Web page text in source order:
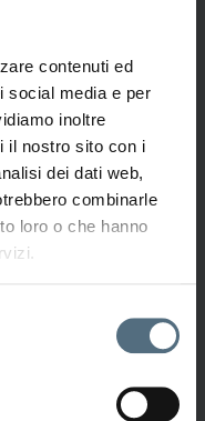
contenuti ed
social media e per
inoltre
il nostro sito con i
dei dati web,
combinarle
loro o che hanno
e non invasiva
e tonifica